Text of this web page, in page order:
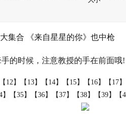
的时候，注意教授的手在前面哦!
【12】 【13】 【14】 【15】 【16】 【17】
】 【35】 【36】 【37】 【38】 【39】 【